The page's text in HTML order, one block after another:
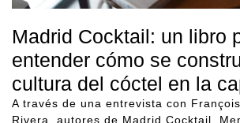
Madrid Cocktail: un libro
entender cómo se
cultura del cóctel en la
A través de una entrevista con
Rivera, autores de Madrid Cocktail.